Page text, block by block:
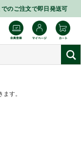
のご注文で即日発送可
す。